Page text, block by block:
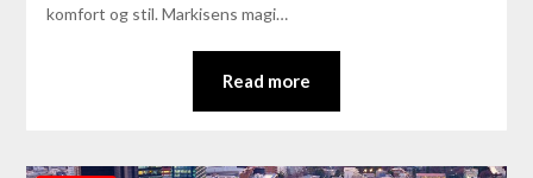
komfort og stil. Markisens magi…
Read more